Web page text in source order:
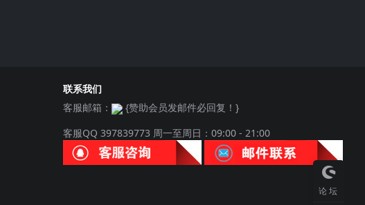
联系我们
客服邮箱：
{赞助会员发邮件必回复！}
客服QQ 397839773 周一至周日：09:00 - 21:00
论坛